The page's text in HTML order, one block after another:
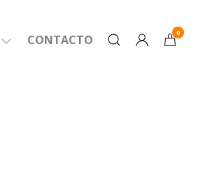
CONTACTO 0